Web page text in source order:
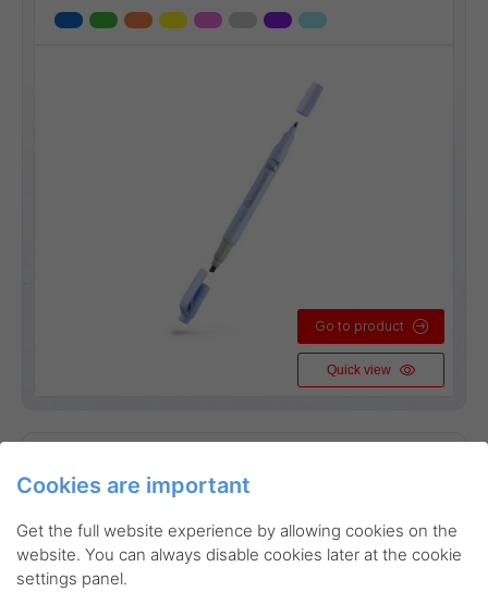
Go to product
Quick view
Illumina Flex Pastel set
1 mm - 3,5 mm
Cookies are important
Get the full website experience by allowing cookies on the
website. You can always disable cookies later at the cookie
settings panel.